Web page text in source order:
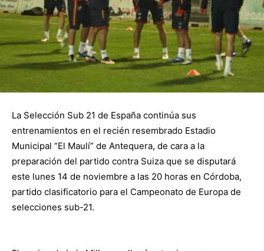
La Selección Sub 21 de España continúa sus
entrenamientos en el recién resembrado Estadio
Municipal “El Maulí” de Antequera, de cara a la
preparación del partido contra Suiza que se disputará
este lunes 14 de noviembre a las 20 horas en Córdoba,
partido clasificatorio para el Campeonato de Europa de
selecciones sub-21.